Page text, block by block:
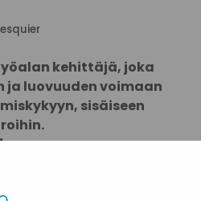
kehittäjä, joka
ja luovuuden voimaan
sisäiseen